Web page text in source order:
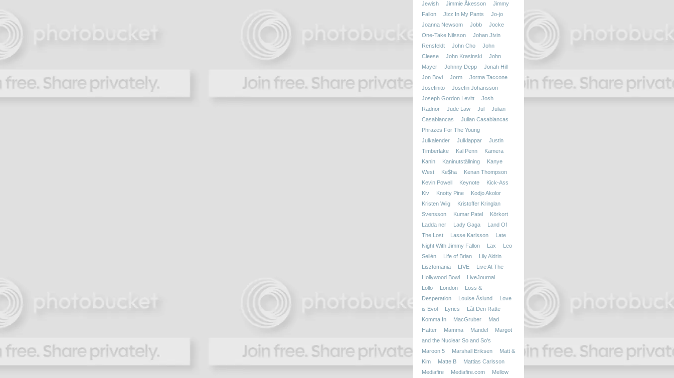
Jewish
Jimmie Åkesson
Jimmy
Fallon
Jizz In My Pants
Jo-jo
Joanna Newsom
Jobb
Jocke
One-Take Nilsson
Johan Jivin
Rensfeldt
John Cho
John
Cleese
John Krasinski
John
Mayer
Johnny Depp
Jonah Hill
Jon Bovi
Jorm
Jorma Taccone
Josefinito
Josefin Johansson
Joseph Gordon Levitt
Josh
Radnor
Jude Law Jul
Julian
Casablancas
Julian Casablancas
Phrazes For The Young
Julkalender
Julklappar
Justin
Timberlake
Kal Penn
Kamera
Kanin
Kaninutställning
Kanye
West
Ke$ha
Kenan Thompson
Kevin Powell
Keynote
Kick-Ass
Kiv
Knotty Pine
Kodjo Akolor
Kristen Wiig
Kristoffer Kringlan
Svensson
Kumar Patel
Körkort
Ladda ner
Lady Gaga
Land Of
The Lost
Lasse Karlsson
Late
Night With Jimmy Fallon
Lax
Leo
Sellén
Life of Brian
Lily Aldrin
Lisztomania
LIVE
Live At The
Hollywood Bowl
LiveJournal
Lollo
London
Loss &
Desperation
Louise Åslund
Love
is Evol
Lyrics
Låt Den Rätte
Komma In
MacGruber
Mad
Hatter
Mamma Mandel
Margot
and the Nuclear So and So's
Maroon 5
Marshall Eriksen
Matt &
Kim
Matte B
Mattias Carlsson
Mediafire
Mediafire.com Mellow